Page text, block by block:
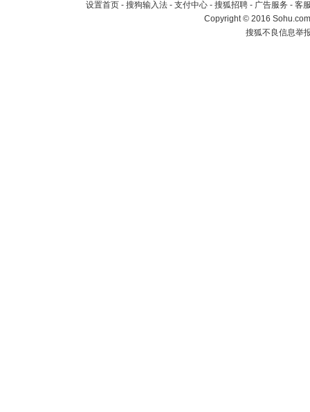
设置首页 - 搜狗输入法 - 支付中心 - 搜狐招聘 - 广告服务 - 客
Copyright©2016
搜狐不良信息举